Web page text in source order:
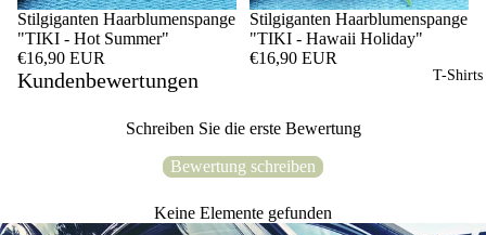
T-
Stilgiganten Haarblumenspange
"TIKI - Hot Summer"
€16,90 EUR
Stilgiganten Haarblumenspange
"TIKI - Hawaii Holiday"
€16,90 EUR
Kundenbewertungen
Schreiben Sie die erste Bewertung
Bewertung schreiben
Keine Elemente gefunden